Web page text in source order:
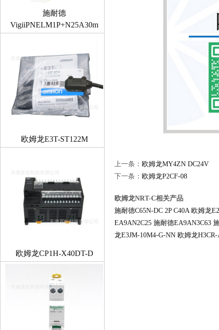
施耐德
VigiiPNELM1P+N25A30m
欧姆龙E3T-ST122M
欧姆龙CP1H-X40DT-D
上一条： 欧姆龙MY4ZN DC24V
下一条： 欧姆龙P2CF-08
欧姆龙NRT-C相关产品
施耐德C65N-DC 2P C40A 欧姆龙
EA9AN2C25 施耐德EA9AN3C63
龙E3JM-10M4-G-NN 欧姆龙H3CR-